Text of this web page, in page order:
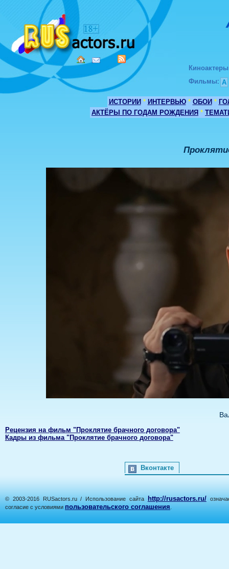
Киноактеры
Фильмы: А
ИСТОРИИ * ИНТЕРВЬЮ * ОБОИ *
АКТЁРЫ ПО ГОДАМ РОЖДЕНИЯ *
Рецензия на фильм "Проклятие брачного договора"
Кадры из фильма "Проклятие брачного договора"
Вконтакте
© 2003-2016 RUSactors.ru / Использование сайта http://rusactors.ru/
согласие с условиями пользовательского соглашения